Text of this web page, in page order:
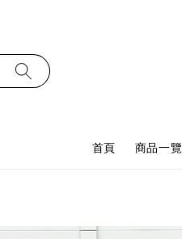
首頁 商品一覽